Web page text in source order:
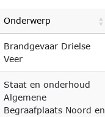
Onderwerp
Brandgevaar Drielse
Veer
Staat en onderhoud
Algemene
Begraafplaats Noord en